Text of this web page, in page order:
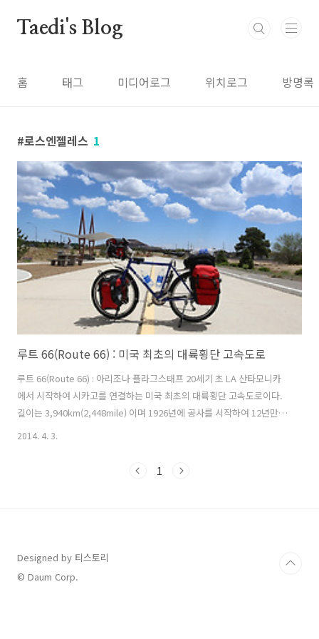
Taedi's Blog
홈 태그 미디어로그 위치로그 방명록
로스엔젤레스 1
루트 66(Route 66) : 미국 최초의 대륙횡단 고속도로
루트 66(Route 66) : 아리조나 플라그스태프 20세기 초 LA 산타모니카
에서 시작하여 시카고를 연결하는 미국 최초의 대륙횡단 고속도로이다.
길이는 3,940km(2,448mile) 이며 1926년에 공사를 시작하여 12년만에
완성되었다. 1930년대 미국 대공황때 수 많은 사람들이 이길을 따라 서
이 동서로 연결되고 루트 66의 명성은 점차 역사의 뒤안길로 잊혀지고 있
2014. 4. 3.
1
Designed by 티스토리
© Daum Corp.